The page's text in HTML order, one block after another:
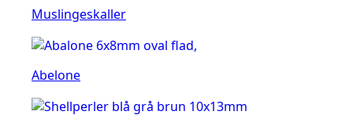
Muslingeskaller
Abelone